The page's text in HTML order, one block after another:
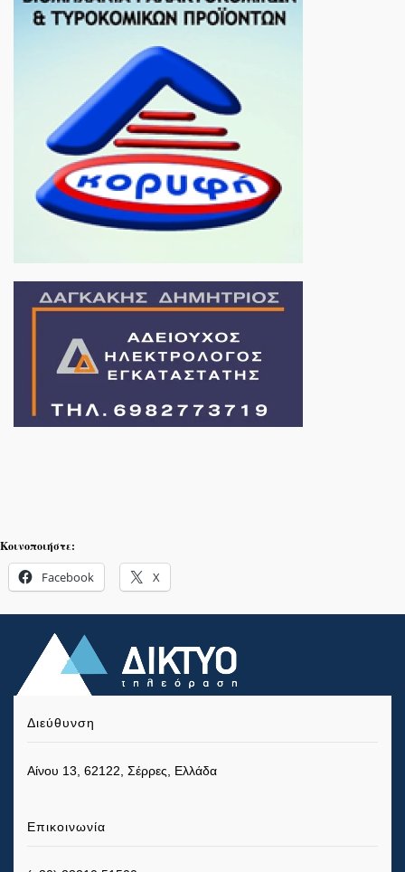
Κοινοποιήστε:
Facebook X
Διεύθυνση
Αίνου 13, 62122, Σέρρες, Ελλάδα
Επικοινωνία